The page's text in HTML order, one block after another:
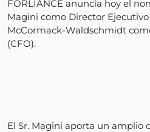
FORLIANCE anuncia hoy el
Magini como Director Ejecutivo
McCormack-Waldschmidt
(CFO).
El Sr. Magini aporta un amplio